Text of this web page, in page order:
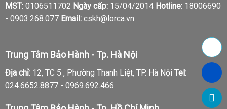
MST:0106511702 Ngày cấp:15/04/2014 Hotline:18006690
- 0903.268.077 Email:cskh@lorca.vn
Trung Tâm Bảo Hành - Tp. Hà Nội
Địa chỉ:12, TC 5 , Phường Thanh Liệt, TP. Hà Nội Tel:
024.6652.8877 - 0969.692.466